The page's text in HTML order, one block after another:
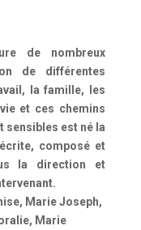
de nombreux
de différentes
la famille, les
et ces chemins
sensibles est né la
composé et
la direction et
Marie Joseph,
Marie